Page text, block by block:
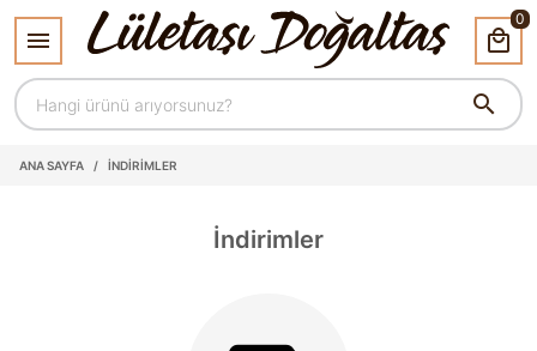
0
ANA SAYFA / İNDIRIMLER
İndirimler